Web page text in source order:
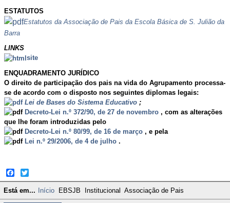
ESTATUTOS
Estatutos da Associação de Pais da Escola Básica de S. Julião da
Barra
LINKS
site
ENQUADRAMENTO JURÍDICO
O direito de participação dos pais na vida do Agrupamento processa-
se de acordo com o disposto nos seguintes diplomas legais:
Lei de Bases do Sistema Educativo ;
Decreto-Lei n.º 372/90, de 27 de novembro , com as alterações
que lhe foram introduzidas pelo
Decreto-Lei n.º 80/99, de 16 de março , e pela
Lei n.º 29/2006, de 4 de julho .
Facebook
Twitter
Está em... Início EBSJB Institucional Associação de Pais